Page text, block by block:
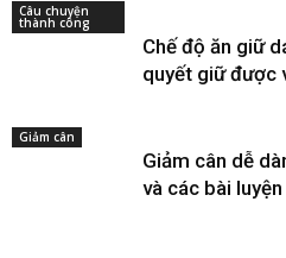
Câu chuyện
thành công
Chế độ ăn giữ
quyết giữ được
Giảm cân
Giảm cân dễ
và các bài